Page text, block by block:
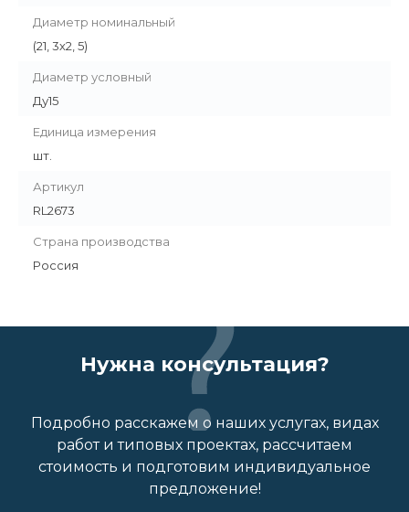
Диаметр номинальный
(21, 3х2, 5)
Диаметр условный
Ду15
Единица измерения
шт.
Артикул
RL2673
Страна производства
Россия
Нужна консультация?
Подробно расскажем о наших услугах, видах
работ и типовых проектах, рассчитаем
стоимость и подготовим индивидуальное
предложение!